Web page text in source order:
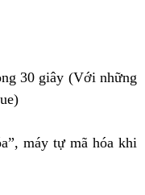
30 giây (Với những
máy tự mã hóa khi